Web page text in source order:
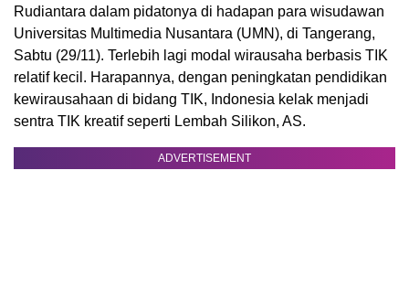
Rudiantara dalam pidatonya di hadapan para wisudawan
Universitas Multimedia Nusantara (UMN), di Tangerang,
Sabtu (29/11). Terlebih lagi modal wirausaha berbasis TIK
relatif kecil. Harapannya, dengan peningkatan pendidikan
kewirausahaan di bidang TIK, Indonesia kelak menjadi
sentra TIK kreatif seperti Lembah Silikon, AS.
ADVERTISEMENT